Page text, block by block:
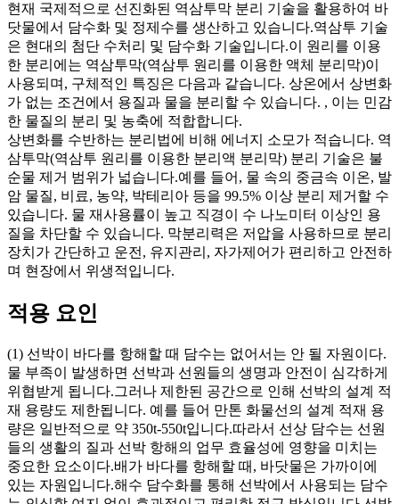
현재 국제적으로 선진화된 역삼투막 분리 기술을 활용하여 바
닷물에서 담수화 및 정제수를 생산하고 있습니다.역삼투 기술
은 현대의 첨단 수처리 및 담수화 기술입니다.이 원리를 이용
한 분리에는 역삼투막(역삼투 원리를 이용한 액체 분리막)이
사용되며, 구체적인 특징은 다음과 같습니다. 상온에서 상변화
가 없는 조건에서 용질과 물을 분리할 수 있습니다. , 이는 민감
한 물질의 분리 및 농축에 적합합니다.
상변화를 수반하는 분리법에 비해 에너지 소모가 적습니다. 역
삼투막(역삼투 원리를 이용한 분리액 분리막) 분리 기술은 불
순물 제거 범위가 넓습니다.예를 들어, 물 속의 중금속 이온, 발
암 물질, 비료, 농약, 박테리아 등을 99.5% 이상 분리 제거할 수
있습니다. 물 재사용률이 높고 직경이 수 나노미터 이상인 용
질을 차단할 수 있습니다. 막분리력은 저압을 사용하므로 분리
장치가 간단하고 운전, 유지관리, 자가제어가 편리하고 안전하
며 현장에서 위생적입니다.
적용 요인
(1) 선박이 바다를 항해할 때 담수는 없어서는 안 될 자원이다.
물 부족이 발생하면 선박과 선원들의 생명과 안전이 심각하게
위협받게 됩니다.그러나 제한된 공간으로 인해 선박의 설계 적
재 용량도 제한됩니다. 예를 들어 만톤 화물선의 설계 적재 용
량은 일반적으로 약 350t-550t입니다.따라서 선상 담수는 선원
들의 생활의 질과 선박 항해의 업무 효율성에 영향을 미치는
중요한 요소이다.배가 바다를 항해할 때, 바닷물은 가까이에
있는 자원입니다.해수 담수화를 통해 선박에서 사용되는 담수